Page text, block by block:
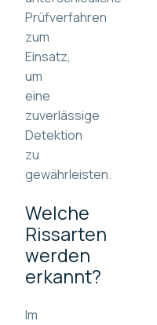
Prüfverfahren
zum
Einsatz,
um
eine
zuverlässige
Detektion
zu
gewährleisten.
Welche
Rissarten
werden
erkannt?
Im